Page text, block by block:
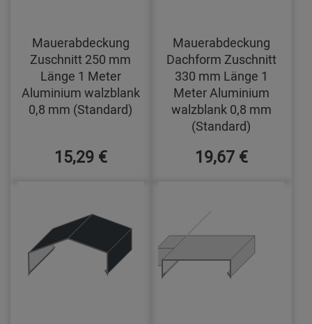
Mauerabdeckung
Zuschnitt 250 mm
Länge 1 Meter
Aluminium walzblank
0,8 mm (Standard)
15,29 €
Mauerabdeckung
Dachform Zuschnitt
330 mm Länge 1
Meter Aluminium
walzblank 0,8 mm
(Standard)
19,67 €